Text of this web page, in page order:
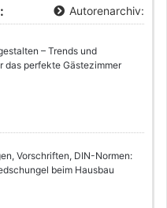
Autorenarchiv:
– Trends und
das perfekte Gästezimmer
Vorschriften, DIN-Normen:
beim Hausbau